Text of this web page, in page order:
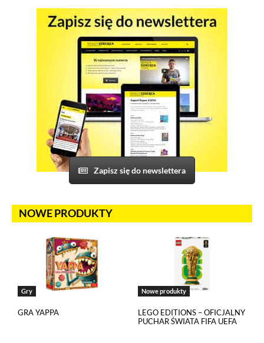
Zapisz się do newslettera
NOWE PRODUKTY
Gry
GRA YAPPA
Nowe produkty
LEGO EDITIONS – OFICJALNY
PUCHAR ŚWIATA FIFA UEFA
Odtwarzacze multimedialne (YouTube, Vimeo)
Na tej stronie osadzane są multimedia z serwisów YouTube
i Vimeo. Odtwarzacze tych serwisów wykorzystują
do swojego prawidłowego działania pliki cookies pochodzące
od ich dostawców. Dostawcy mogą uzyskiwać dostęp
do informacji gromadzonych w plikach cookies. Możesz
wyłączyć pliki cookies związane z odtwarzaczami, ale wtedy
nie będziesz w stanie obejrzeć treści osadzonych w formie
odtwarzaczy.